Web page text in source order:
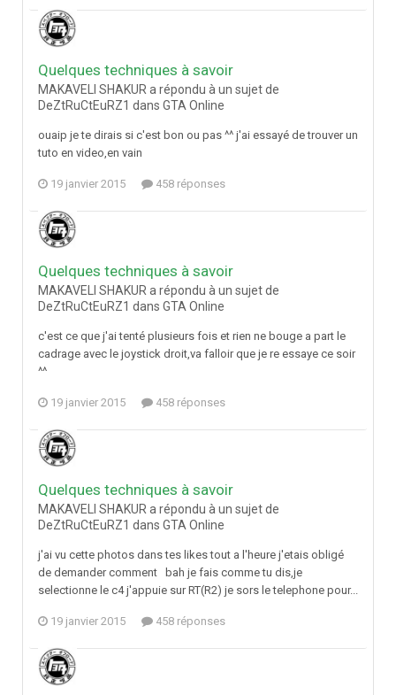
Quelques techniques à savoir
MAKAVELI SHAKUR a répondu à un sujet de
DeZtRuCtEuRZ1 dans GTA Online
ouaip je te dirais si c'est bon ou pas ^^ j'ai essayé de trouver un
tuto en video,en vain
19 janvier 2015 458 réponses
Quelques techniques à savoir
MAKAVELI SHAKUR a répondu à un sujet de
DeZtRuCtEuRZ1 dans GTA Online
c'est ce que j'ai tenté plusieurs fois et rien ne bouge a part le
cadrage avec le joystick droit,va falloir que je re essaye ce soir
^^
19 janvier 2015 458 réponses
Quelques techniques à savoir
MAKAVELI SHAKUR a répondu à un sujet de
DeZtRuCtEuRZ1 dans GTA Online
j'ai vu cette photos dans tes likes tout a l'heure j'etais obligé
de demander comment bah je fais comme tu dis,je
selectionne le c4 j'appuie sur RT(R2) je sors le telephone pour...
19 janvier 2015 458 réponses